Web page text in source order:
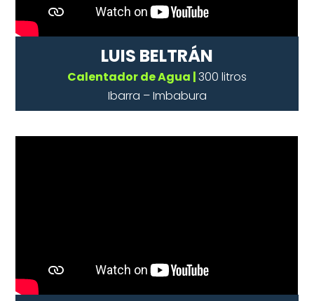
LUIS BELTRÁN
Calentador de Agua |300 litros
Ibarra – Imbabura